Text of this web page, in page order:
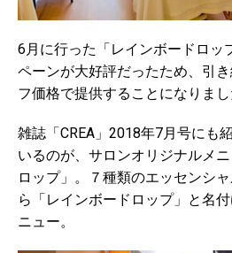
6月に行った「レインボードロッ
ペーンが大好評だったため、引
フ価格で提供することになりまし
雑誌「CREA」2018年7月号にも
いるのが、サロンオリジナルメ
ロップ」。７種類のエッセンシ
ら「レインボードロップ」と名
ニュー。